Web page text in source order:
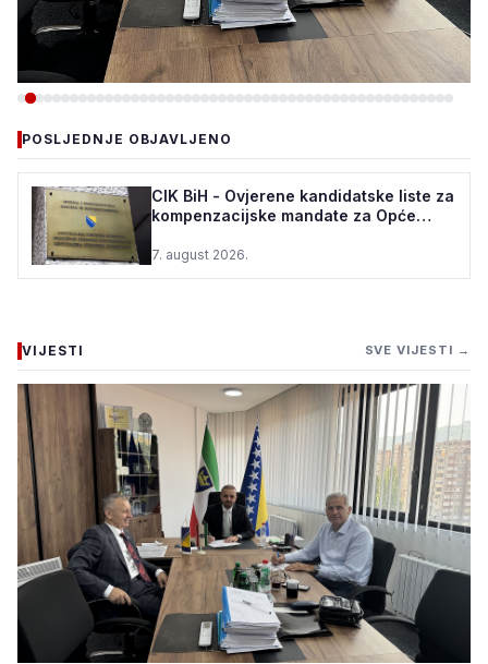
VLADA ZDK: 150.000 KM ZA
REKONSTRUKCIJU VODOVODA
U ŽEPČU
7. august 2026.•63 pregleda
POSLJEDNJE OBJAVLJENO
CIK BiH - Ovjerene kandidatske liste za
kompenzacijske mandate za Opće
7. august 2026.
VIJESTI SVE VIJESTI →